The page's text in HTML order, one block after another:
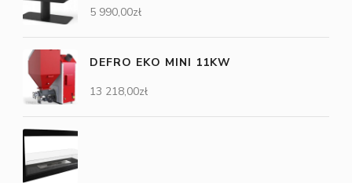
5 990,00zł
DEFRO EKO MINI 11KW
13 218,00zł